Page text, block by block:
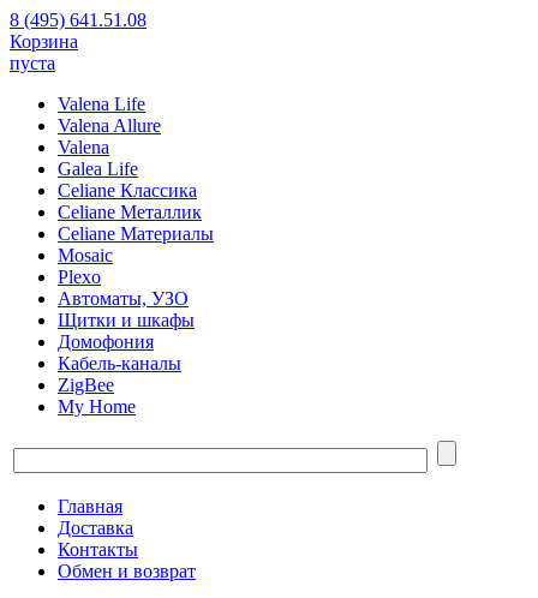
8 (495) 641.51.08
Корзина
пуста
Valena Life
Valena Allure
Valena
Galea Life
Celiane Классика
Celiane Металлик
Celiane Материалы
Mosaic
Plexo
Автоматы, УЗО
Щитки и шкафы
Домофония
Кабель-каналы
ZigBee
My Home
Главная
Доставка
Контакты
Обмен и возврат